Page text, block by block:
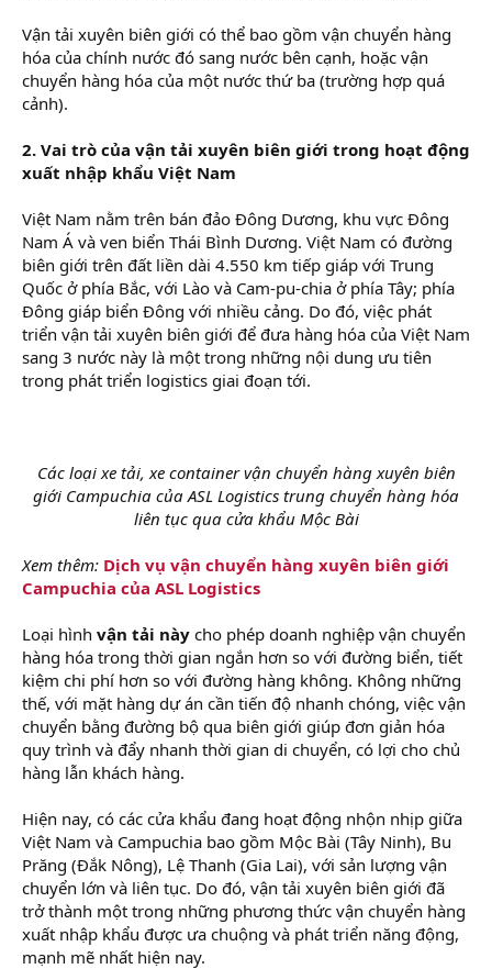
Vận tải xuyên biên giới có thể bao gồm vận chuyển hàng
hóa của chính nước đó sang nước bên cạnh, hoặc vận
chuyển hàng hóa của một nước thứ ba (trường hợp quá
cảnh).
2. Vai trò của vận tải xuyên biên giới trong hoạt động
xuất nhập khẩu Việt Nam
Việt Nam nằm trên bán đảo Đông Dương, khu vực Đông
Nam Á và ven biển Thái Bình Dương. Việt Nam có đường
biên giới trên đất liền dài 4.550 km tiếp giáp với Trung
Quốc ở phía Bắc, với Lào và Cam-pu-chia ở phía Tây; phía
Đông giáp biển Đông với nhiều cảng. Do đó, việc phát
triển vận tải xuyên biên giới để đưa hàng hóa của Việt Nam
sang 3 nước này là một trong những nội dung ưu tiên
trong phát triển logistics giai đoạn tới.
Các loại xe tải, xe container vận chuyển hàng xuyên biên
giới Campuchia của ASL Logistics trung chuyển hàng hóa
liên tục qua cửa khẩu Mộc Bài
Xem thêm: Dịch vụ vận chuyển hàng xuyên biên giới
Campuchia của ASL Logistics
Loại hình vận tải này cho phép doanh nghiệp vận chuyển
hàng hóa trong thời gian ngắn hơn so với đường biển, tiết
kiệm chi phí hơn so với đường hàng không. Không những
thế, với mặt hàng dự án cần tiến độ nhanh chóng, việc vận
chuyển bằng đường bộ qua biên giới giúp đơn giản hóa
quy trình và đẩy nhanh thời gian di chuyển, có lợi cho chủ
hàng lẫn khách hàng.
Hiện nay, có các cửa khẩu đang hoạt động nhộn nhịp giữa
Việt Nam và Campuchia bao gồm Mộc Bài (Tây Ninh), Bu
Prăng (Đắk Nông), Lệ Thanh (Gia Lai), với sản lượng vận
chuyển lớn và liên tục. Do đó, vận tải xuyên biên giới đã
trở thành một trong những phương thức vận chuyển hàng
xuất nhập khẩu được ưa chuộng và phát triển năng động,
mạnh mẽ nhất hiện nay.